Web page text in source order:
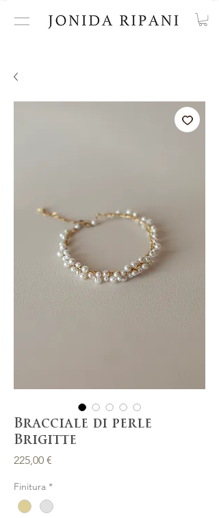
Bracciale di perle
Brigitte
225,00 €
Finitura *